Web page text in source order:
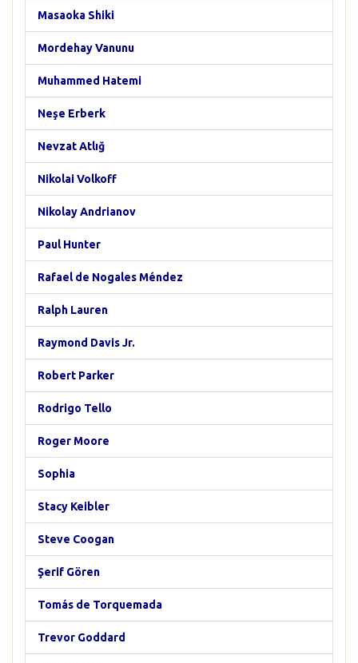
Masaoka Shiki
Mordehay Vanunu
Muhammed Hatemi
Neşe Erberk
Nevzat Atlığ
Nikolai Volkoff
Nikolay Andrianov
Paul Hunter
Rafael de Nogales Méndez
Ralph Lauren
Raymond Davis Jr.
Robert Parker
Rodrigo Tello
Roger Moore
Sophia
Stacy Keibler
Steve Coogan
Şerif Gören
Tomás de Torquemada
Trevor Goddard